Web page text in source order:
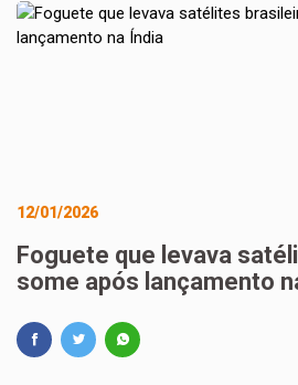
12/01/2026
Foguete que levava
some após lançamento